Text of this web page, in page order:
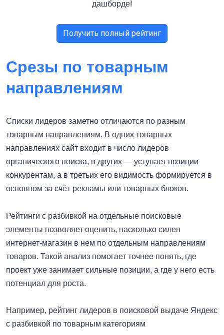
дашборде!
Получить полный рейтинг
Срезы по товарным
направлениям
Списки лидеров заметно отличаются по разным
товарным направлениям. В одних товарных
направлениях сайт входит в число лидеров
органического поиска, в других — уступает позиции
конкурентам, а в третьих его видимость формируется в
основном за счёт рекламы или товарных блоков.
Рейтинги с разбивкой на отдельные поисковые
элементы позволяет оценить, насколько силен
интернет-магазин в нем по отдельным направлениям
товаров. Такой анализ помогает точнее понять, где
проект уже занимает сильные позиции, а где у него есть
потенциал для роста.
Например, рейтинг лидеров в поисковой выдаче Яндекс
с разбивкой по товарным категориям